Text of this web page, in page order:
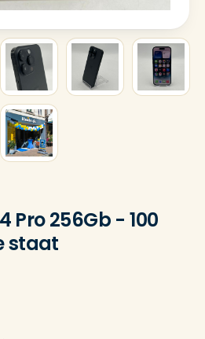
Pro 256Gb - 100
staat